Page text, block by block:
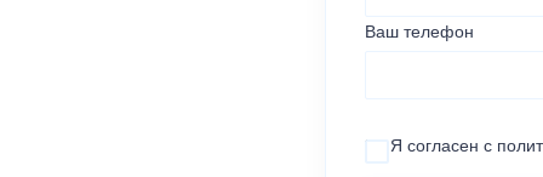
Ваш телефон
Я согласен с